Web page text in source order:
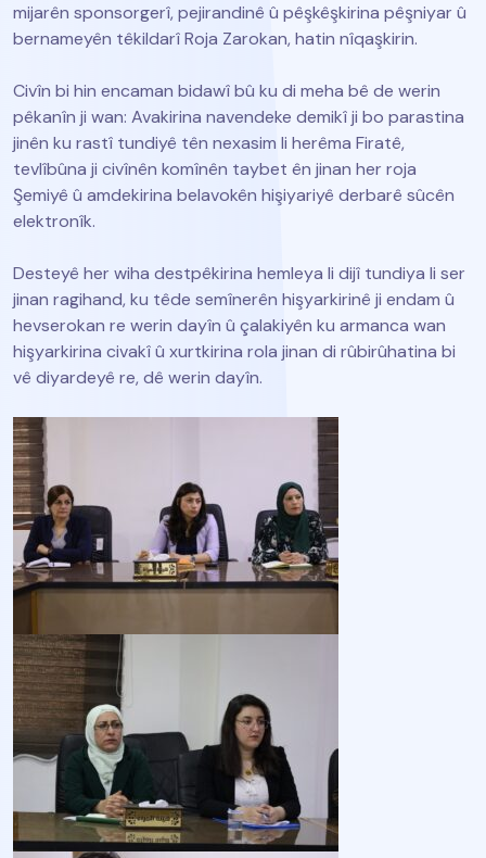
mijarên sponsorgerî, pejirandinê û pêşkêşkirina pêşniyar û
bernameyên têkildarî Roja Zarokan, hatin nîqaşkirin.
Civîn bi hin encaman bidawî bû ku di meha bê de werin
pêkanîn ji wan: Avakirina navendeke demikî ji bo parastina
jinên ku rastî tundiyê tên nexasim li herêma Firatê,
tevlîbûna ji civînên komînên taybet ên jinan her roja
Şemiyê û amdekirina belavokên hişiyariyê derbarê sûcên
elektronîk.
Desteyê her wiha destpêkirina hemleya li dijî tundiya li ser
jinan ragihand, ku têde semînerên hişyarkirinê ji endam û
hevserokan re werin dayîn û çalakiyên ku armanca wan
hişyarkirina civakî û xurtkirina rola jinan di rûbirûhatina bi
vê diyardeyê re, dê werin dayîn.